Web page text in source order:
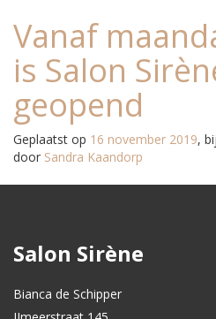
Vanaf
is Salon
geopend
Geplaatst op 16 november 2019,
door Sandra Kaandorp
Salon Sirène
Bianca de Schipper